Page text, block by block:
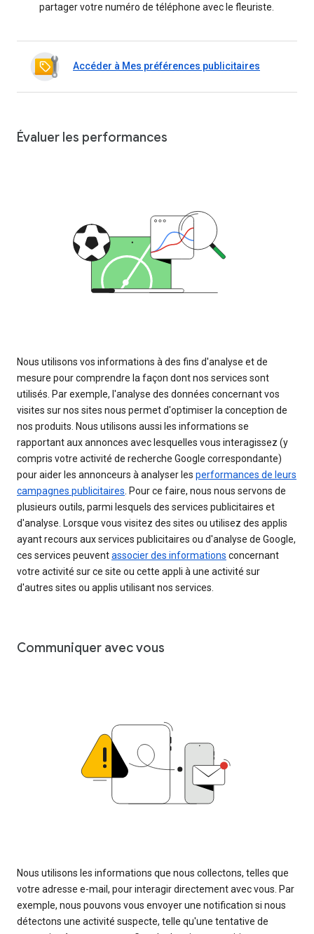
partager votre numéro de téléphone avec le fleuriste.
Accéder à Mes préférences publicitaires
Évaluer les performances
Nous utilisons vos informations à des fins d'analyse et de
mesure pour comprendre la façon dont nos services sont
utilisés. Par exemple, l'analyse des données concernant vos
visites sur nos sites nous permet d'optimiser la conception de
nos produits. Nous utilisons aussi les informations se
rapportant aux annonces avec lesquelles vous interagissez (y
compris votre activité de recherche Google correspondante)
pour aider les annonceurs à analyser les performances de leurs
campagnes publicitaires. Pour ce faire, nous nous servons de
plusieurs outils, parmi lesquels des services publicitaires et
d'analyse. Lorsque vous visitez des sites ou utilisez des applis
ayant recours aux services publicitaires ou d'analyse de Google,
ces services peuventassocier des informations concernant
votre activité sur ce site ou cette appli à une activité sur
d'autres sites ou applis utilisant nos services.
Communiquer avec vous
Nous utilisons les informations que nous collectons, telles que
votre adresse e-mail, pour interagir directement avec vous. Par
exemple, nous pouvons vous envoyer une notification si nous
détectons une activité suspecte, telle qu'une tentative de